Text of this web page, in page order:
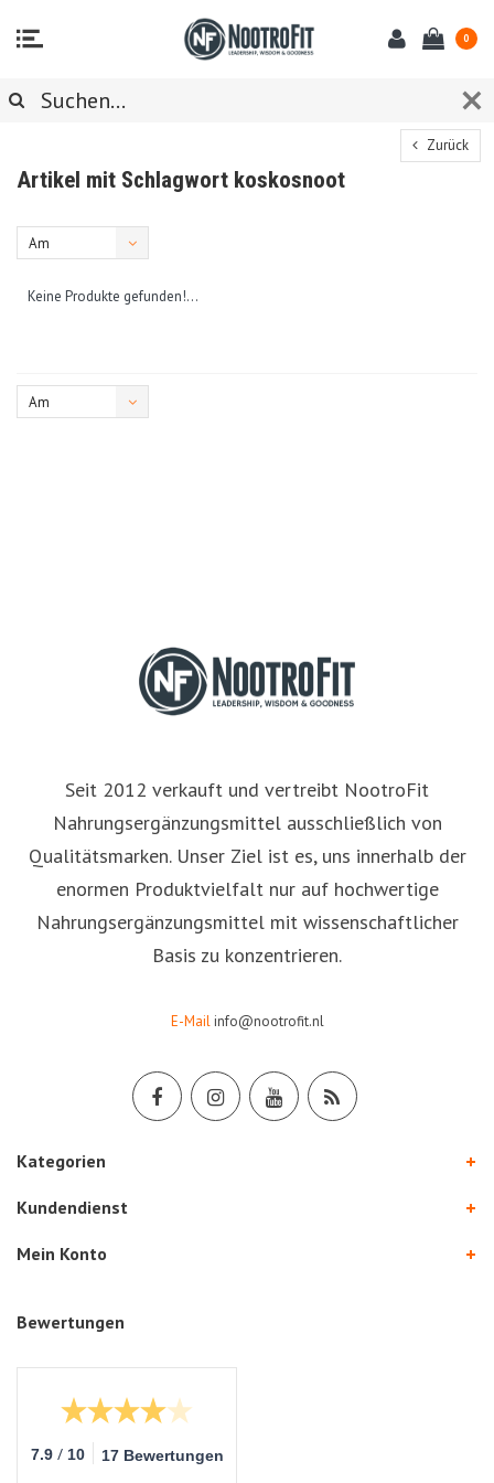
0
Zurück
Artikel mit Schlagwort koskosnoot
Am
Keine Produkte gefunden!...
Am
Seit 2012 verkauft und vertreibt NootroFit
Nahrungsergänzungsmittel ausschließlich von
Qualitätsmarken. Unser Ziel ist es, uns innerhalb der
enormen Produktvielfalt nur auf hochwertige
Nahrungsergänzungsmittel mit wissenschaftlicher
Basis zu konzentrieren.
E-Mail info@nootrofit.nl
Kategorien
Kundendienst
Mein Konto
Bewertungen
7.9 / 10 17 Bewertungen